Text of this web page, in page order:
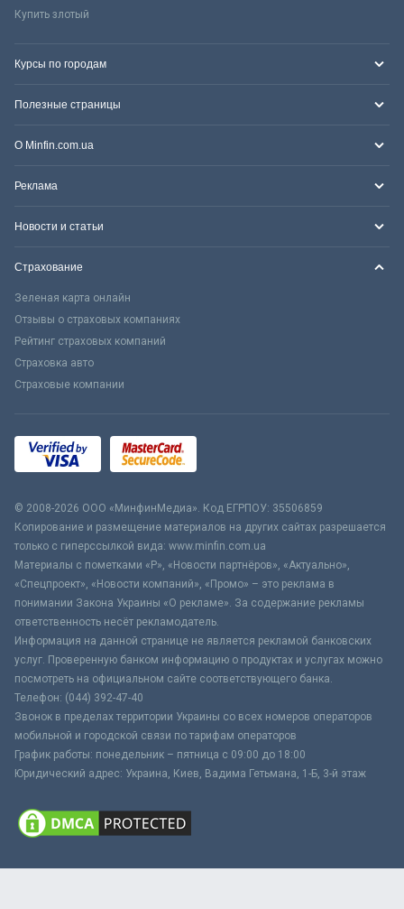
Купить злотый
Курсы по городам
Полезные страницы
О Minfin.com.ua
Реклама
Новости и статьи
Страхование
Зеленая карта онлайн
Отзывы о страховых компаниях
Рейтинг страховых компаний
Страховка авто
Страховые компании
© 2008-2026 ООО «МинфинМедиа». Код ЕГРПОУ: 35506859
Копирование и размещение материалов на других сайтах разрешается
только с гиперссылкой вида: www.minfin.com.ua
Материалы с пометками «Р», «Новости партнёров», «Актуально»,
«Спецпроект», «Новости компаний», «Промо» – это реклама в
понимании Закона Украины «О рекламе». За содержание рекламы
ответственность несёт рекламодатель.
Информация на данной странице не является рекламой банковских
услуг. Проверенную банком информацию о продуктах и услугах можно
посмотреть на официальном сайте соответствующего банка.
Телефон: (044) 392-47-40
Звонок в пределах территории Украины со всех номеров операторов
мобильной и городской связи по тарифам операторов
График работы: понедельник – пятница с 09:00 до 18:00
Юридический адрес: Украина, Киев, Вадима Гетьмана, 1-Б, 3-й этаж